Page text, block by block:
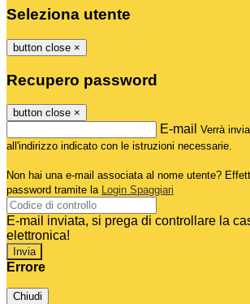
Seleziona utente
button close ×
Recupero password
button close ×
E-mail Verrà
all'indirizzo indicato con le istruzioni necessarie.
Non hai una e-mail associata al nome utente?
password tramite la Login Spaggiari
E-mail inviata, si prega di controllare la
elettronica!
Errore
Chiudi